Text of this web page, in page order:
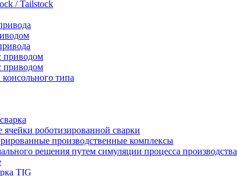
/ Tailstock
приводом
приводом
типа
роботизированной сварки
производственные комплексы
решения путем симуляции процесса производства
TIG